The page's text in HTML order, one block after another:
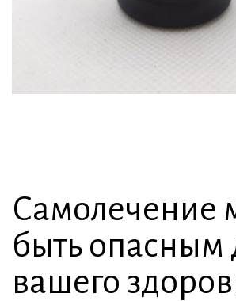
Самолечение
быть опасным
вашего